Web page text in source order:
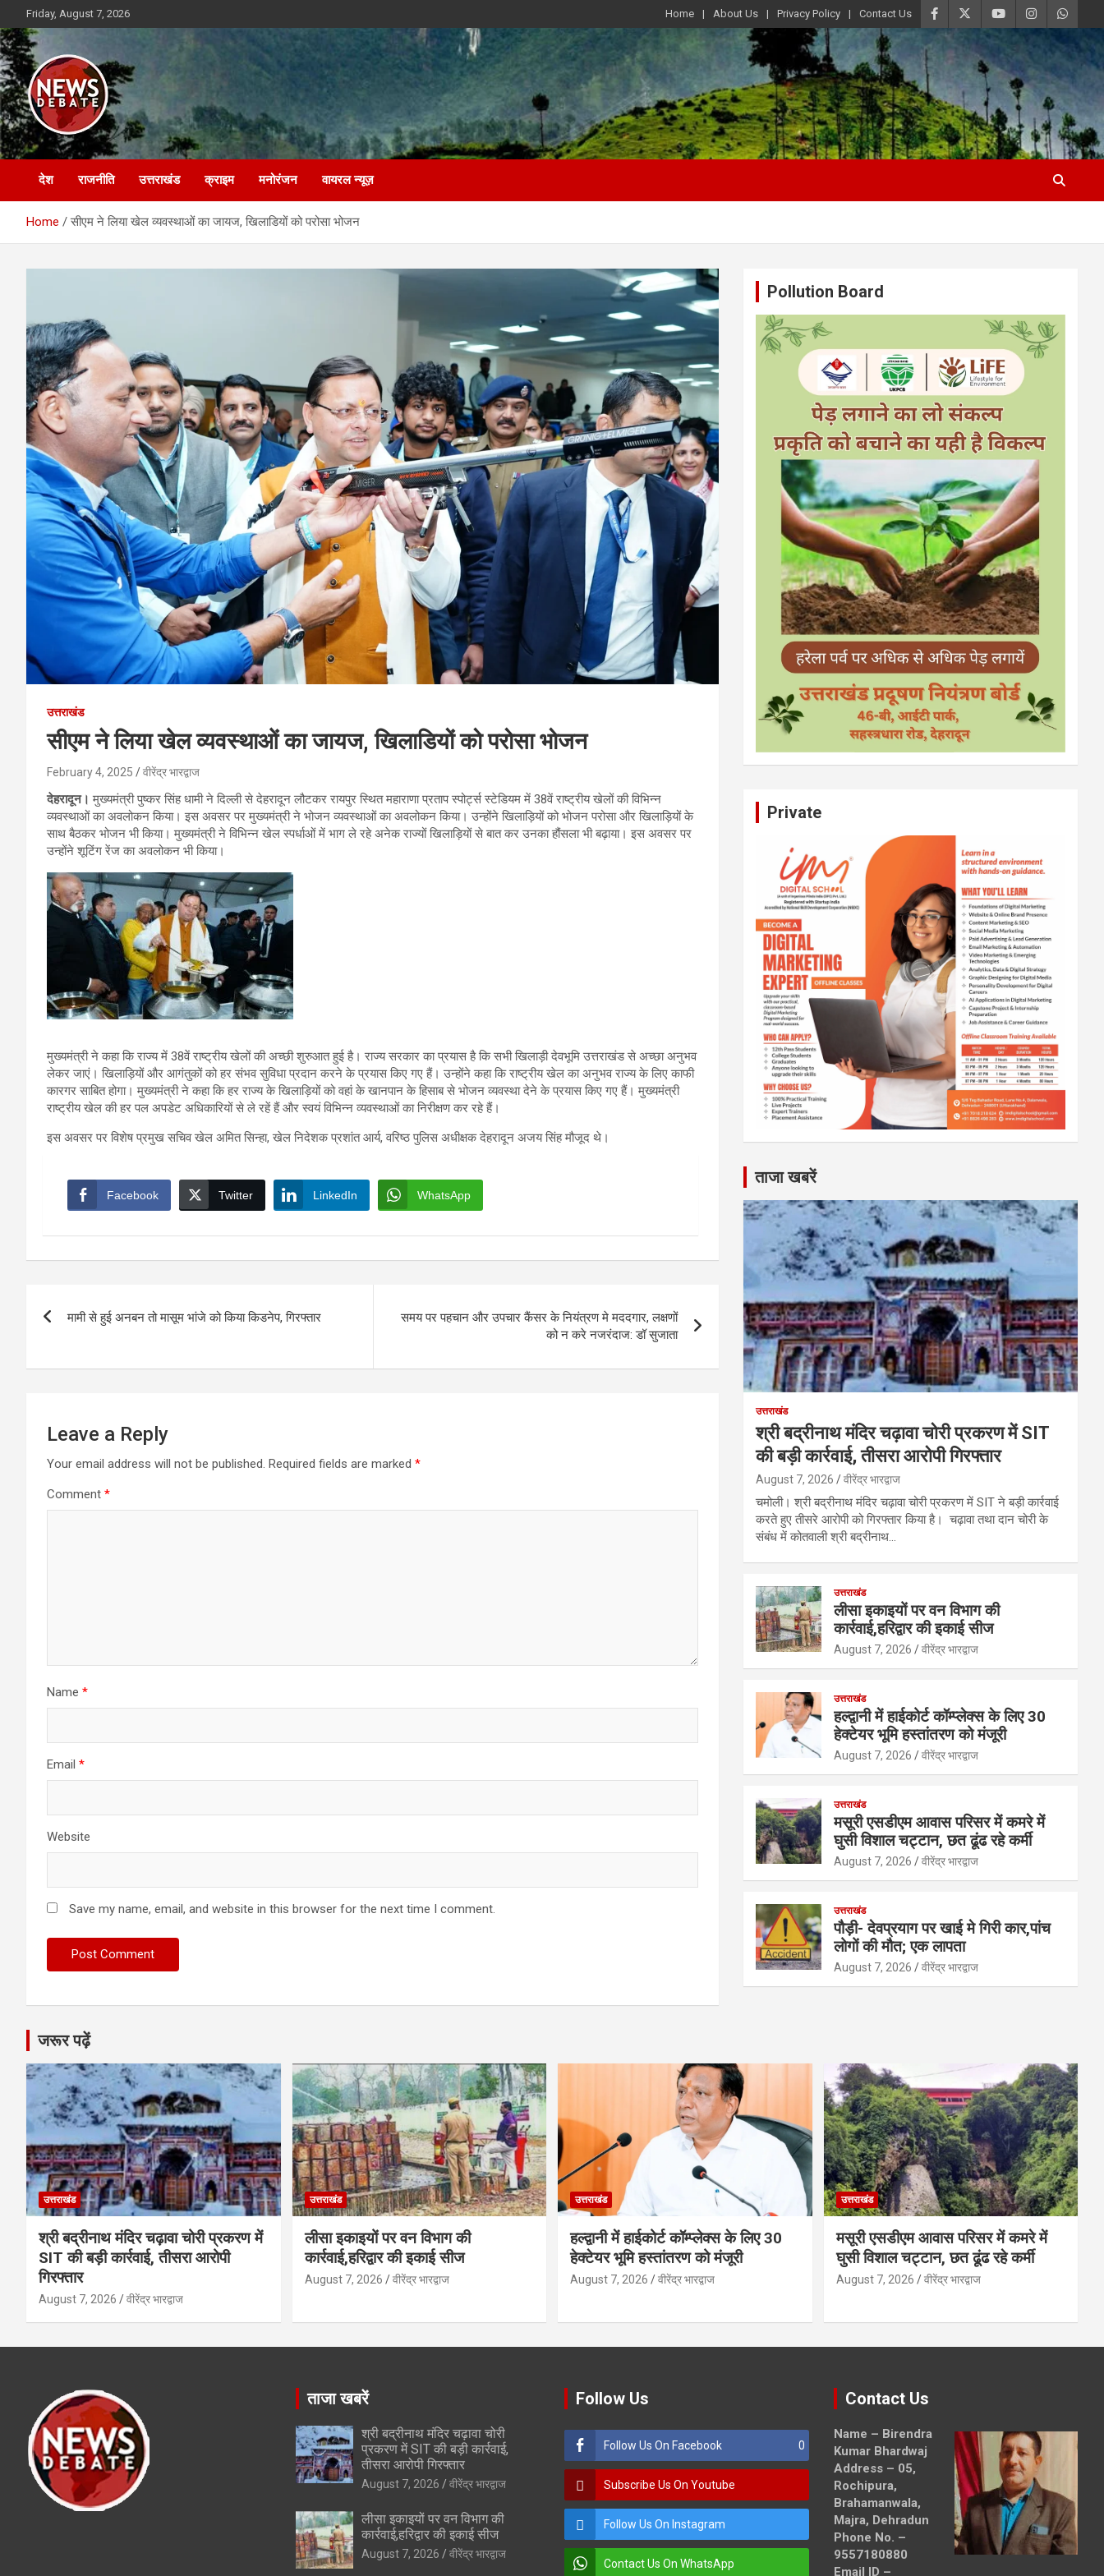
to
content
Friday, August 7, 2026 Home About Us Privacy Policy Contact Us
News Debate
देश राजनीति उत्तराखंड क्राइम मनोरंजन वायरल न्यूज़
Home सीएम ने लिया खेल व्यवस्थाओं का जायज, खिलाडियों को परोसा भोजन
उत्तराखंड
सीएम ने लिया खेल व्यवस्थाओं का जायज, खिलाडियों को परोसा भोजन
February 4, 2025 वीरेंद्र भारद्वाज
देहरादून। मुख्यमंत्री पुष्कर सिंह धामी ने दिल्ली से देहरादून लौटकर रायपुर स्थित महाराणा प्रताप स्पोर्ट्स स्टेडियम में 38वें राष्ट्रीय खेलों की विभिन्न
व्यवस्थाओं का अवलोकन किया। इस अवसर पर मुख्यमंत्री ने भोजन व्यवस्थाओं का अवलोकन किया। उन्होंने खिलाड़ियों को भोजन परोसा और खिलाड़ियों के
साथ बैठकर भोजन भी किया। मुख्यमंत्री ने विभिन्न खेल स्पर्धाओं में भाग ले रहे अनेक राज्यों खिलाड़ियों से बात कर उनका हौंसला भी बढ़ाया। इस अवसर पर
उन्होंने शूटिंग रेंज का अवलोकन भी किया।
मुख्यमंत्री ने कहा कि राज्य में 38वें राष्ट्रीय खेलों की अच्छी शुरुआत हुई है। राज्य सरकार का प्रयास है कि सभी खिलाड़ी देवभूमि उत्तराखंड से अच्छा अनुभव
लेकर जाएं। खिलाड़ियों और आगंतुकों को हर संभव सुविधा प्रदान करने के प्रयास किए गए हैं। उन्होंने कहा कि राष्ट्रीय खेल का अनुभव राज्य के लिए काफी
कारगर साबित होगा। मुख्यमंत्री ने कहा कि हर राज्य के खिलाड़ियों को वहां के खानपान के हिसाब से भोजन व्यवस्था देने के प्रयास किए गए हैं। मुख्यमंत्री
राष्ट्रीय खेल की हर पल अपडेट अधिकारियों से ले रहें हैं और स्वयं विभिन्न व्यवस्थाओं का निरीक्षण कर रहे हैं।
इस अवसर पर विशेष प्रमुख सचिव खेल अमित सिन्हा, खेल निदेशक प्रशांत आर्य, वरिष्ठ पुलिस अधीक्षक देहरादून अजय सिंह मौजूद थे।
Facebook Twitter LinkedIn WhatsApp
navigation
मामी से हुई अनबन तो मासूम भांजे को किया किडनेप, गिरफ्तार
समय पर पहचान और उपचार कैंसर के नियंत्रण मे मददगार, लक्षणों
को न करे नजरंदाज: डॉ सुजाता
Leave a Reply
Your email address will not be published. Required fields are marked *
Comment *
Name *
Email *
Website
Save my name, email, and website in this browser for the next time I comment.
Pollution Board
Private
ताजा खबरें
उत्तराखंड
श्री बद्रीनाथ मंदिर चढ़ावा चोरी प्रकरण में SIT
की बड़ी कार्रवाई, तीसरा आरोपी गिरफ्तार
August 7, 2026 वीरेंद्र भारद्वाज
चमोली। श्री बद्रीनाथ मंदिर चढ़ावा चोरी प्रकरण में SIT ने बड़ी कार्रवाई
करते हुए तीसरे आरोपी को गिरफ्तार किया है। चढ़ावा तथा दान चोरी के
संबंध में कोतवाली श्री बद्रीनाथ…
उत्तराखंड
लीसा इकाइयों पर वन विभाग की
कार्रवाई,हरिद्वार की इकाई सीज
August 7, 2026 वीरेंद्र भारद्वाज
उत्तराखंड
हल्द्वानी में हाईकोर्ट कॉम्प्लेक्स के लिए 30
हेक्टेयर भूमि हस्तांतरण को मंजूरी
August 7, 2026 वीरेंद्र भारद्वाज
उत्तराखंड
मसूरी एसडीएम आवास परिसर में कमरे में
घुसी विशाल चट्टान, छत ढूंढ रहे कर्मी
August 7, 2026 वीरेंद्र भारद्वाज
उत्तराखंड
पौड़ी- देवप्रयाग पर खाई मे गिरी कार,पांच
लोगों की मौत; एक लापता
August 7, 2026 वीरेंद्र भारद्वाज
जरूर पढ़ें
उत्तराखंड
श्री बद्रीनाथ मंदिर चढ़ावा चोरी प्रकरण में
SIT की बड़ी कार्रवाई, तीसरा आरोपी
गिरफ्तार
August 7, 2026 वीरेंद्र भारद्वाज
उत्तराखंड
लीसा इकाइयों पर वन विभाग की
कार्रवाई,हरिद्वार की इकाई सीज
August 7, 2026 वीरेंद्र भारद्वाज
उत्तराखंड
हल्द्वानी में हाईकोर्ट कॉम्प्लेक्स के लिए 30
हेक्टेयर भूमि हस्तांतरण को मंजूरी
August 7, 2026 वीरेंद्र भारद्वाज
उत्तराखंड
मसूरी एसडीएम आवास परिसर में कमरे में
घुसी विशाल चट्टान, छत ढूंढ रहे कर्मी
August 7, 2026 वीरेंद्र भारद्वाज
ताजा खबरें
श्री बद्रीनाथ मंदिर चढ़ावा चोरी
प्रकरण में SIT की बड़ी कार्रवाई,
तीसरा आरोपी गिरफ्तार
August 7, 2026 वीरेंद्र भारद्वाज
लीसा इकाइयों पर वन विभाग की
कार्रवाई,हरिद्वार की इकाई सीज
August 7, 2026 वीरेंद्र भारद्वाज
Follow Us
Follow Us On Facebook 0
Subscribe Us On Youtube
Follow Us On Instagram
Contact Us On WhatsApp
Contact Us
Name – Birendra
Kumar Bhardwaj
Address – 05,
Rochipura,
Brahamanwala,
Majra, Dehradun
Phone No. –
9557180880
Email ID –